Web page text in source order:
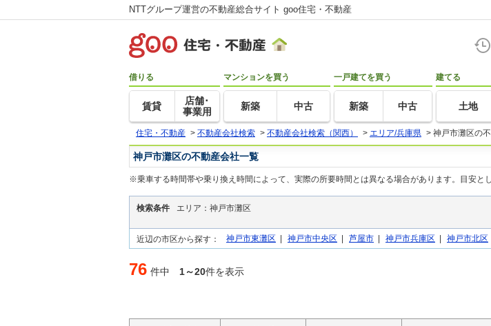
NTTグループ運営の不動産総合サイト goo住宅・不動産
借りる
賃貸
店舗･
事業用
マンションを買う
新築 中古
一戸建てを買う
新築 中古
建てる
土地
住宅・不動産 > 不動産会社検索 > 不動産会社検索（関西） > エリア/兵庫県 > 神戸市灘区の
神戸市灘区の不動産会社一覧
※乗車する時間帯や乗り換え時間によって、実際の所要時間とは異なる場合があります。目安と
検索条件 エリア：神戸市灘区
近辺の市区から探す： 神戸市東灘区 | 神戸市中央区 | 芦屋市 | 神戸市兵庫区 | 神戸市北区
76 件中 1～20件を表示